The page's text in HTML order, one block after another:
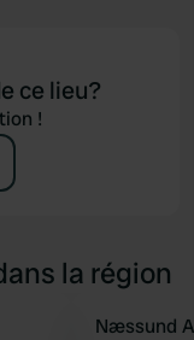
ce lieu?
!
la région
Næssund